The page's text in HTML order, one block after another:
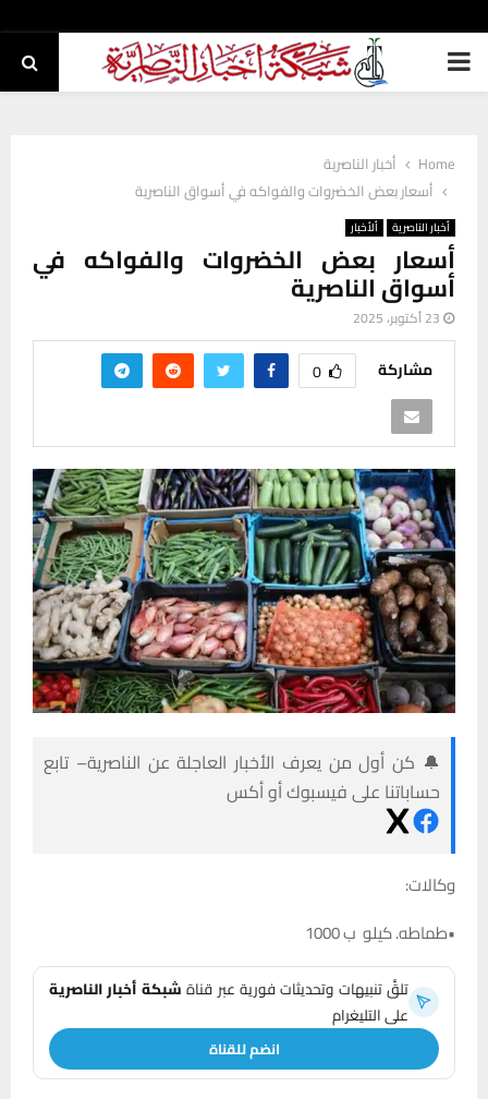
PRIMARY
Home
أخبار الناصرية
أسعار بعض الخضروات والفواكه في أسواق الناصرية
أخبار الناصرية ألأخبار
أسعار بعض الخضروات والفواكه في
أسواق الناصرية
23 أكتوبر، 2025
مشاركة 0
🔔 كن أول من يعرف الأخبار العاجلة عن الناصرية– تابع
حساباتنا على فيسبوك أو أكس
وكالات:
•طماطه. كيلو ب 1000
تلقَّ تنبيهات وتحديثات فورية عبر قناةشبكة أخبار الناصرية
على التليغرام
انضم للقناة